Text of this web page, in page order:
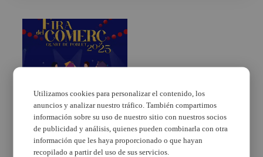
Regresa a Quart de
Poblet una nueva
edición de la Feria del
Comercio
Utilizamos cookies para personalizar el contenido, los
anuncios y analizar nuestro tráfico. También compartimos
información sobre su uso de nuestro sitio con nuestros socios
de publicidad y análisis, quienes pueden combinarla con otra
información que les haya proporcionado o que hayan
recopilado a partir del uso de sus servicios.